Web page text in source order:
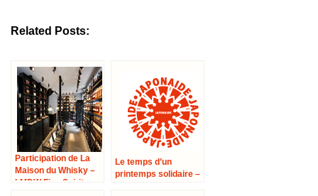
Related Posts:
Participation de La
Maison du Whisky –
LMDW Fine Spirits
Le temps d’un
printemps solidaire –